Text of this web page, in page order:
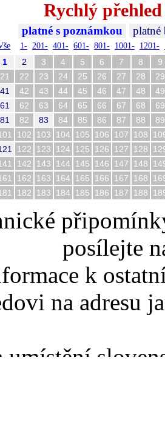
Rychlý
platné s poznámkou platné
1- 201- 401- 601- 801- 1001- 1201-
1
2 3 4 5 6 7 8
9
21
22 23 24 25 26 27 28
29
41
42 43 44 45 46 47 48
49
61
62 63 64 65 66 67 68
69
81
82 83 84 85 86 87 88
89
102 103 104 105 106 107 108
122 123 124 125 126 127 128
142 143 144 145 146 147 148
162 163 164 165 166 167 168
182 183 184 185 186 187 188
posílejte
k
na adresu
umístění